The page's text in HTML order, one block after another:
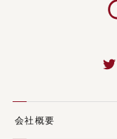
会社概要